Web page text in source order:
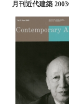
月刊近代建築